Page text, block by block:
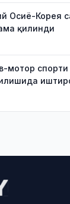
Осиё-Корея
қилинди
мотор спорти